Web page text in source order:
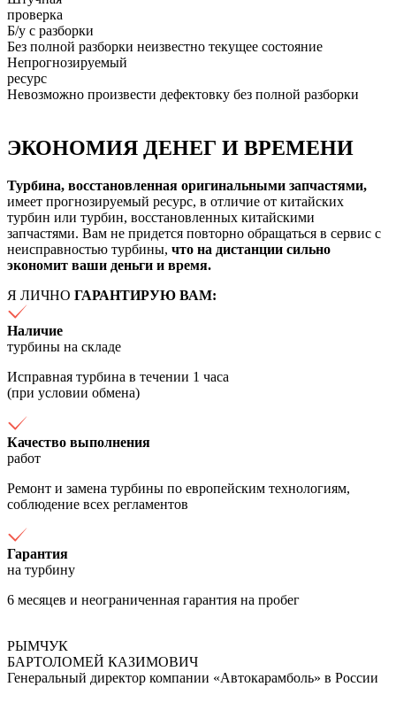
проверка
Б/у с разборки
Без полной разборки неизвестно текущее состояние
Непрогнозируемый
ресурс
Невозможно произвести дефектовку без полной разборки
ЭКОНОМИЯ ДЕНЕГ И ВРЕМЕНИ
Турбина, восстановленная оригинальными запчастями,
имеет прогнозируемый ресурс, в отличие от китайских
турбин или турбин, восстановленных китайскими
запчастями. Вам не придется повторно обращаться в сервис с
неисправностью турбины, что на дистанции сильно
экономит ваши деньги и время.
Я ЛИЧНО ГАРАНТИРУЮ ВАМ:
Наличие
турбины на складе
Исправная турбина в течении 1 часа
(при условии обмена)
Качество выполнения
работ
Ремонт и замена турбины по европейским технологиям,
соблюдение всех регламентов
Гарантия
на турбину
6 месяцев и неограниченная гарантия на пробег
РЫМЧУК
БАРТОЛОМЕЙ КАЗИМОВИЧ
Генеральный директор компании «Автокарамболь» в России